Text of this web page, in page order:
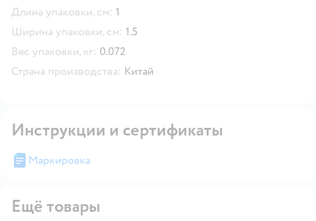
Длина упаковки, см: 1
Ширина упаковки, см: 1.5
Вес упаковки, кг: 0.072
Страна производства: Китай
Инструкции и сертификаты
Маркировка
Ещё товары